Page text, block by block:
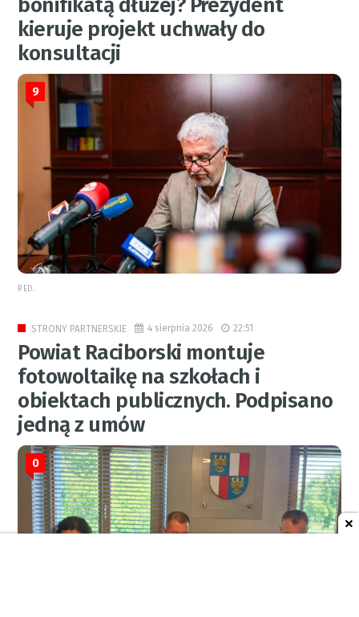
bonifikatą dłużej? Prezydent
kieruje projekt uchwały do
konsultacji
9
RED.
STRONY PARTNERSKIE 4 sierpnia 2026 22:51
Powiat Raciborski montuje
fotowoltaikę na szkołach i
obiektach publicznych. Podpisano
jedną z umów
0